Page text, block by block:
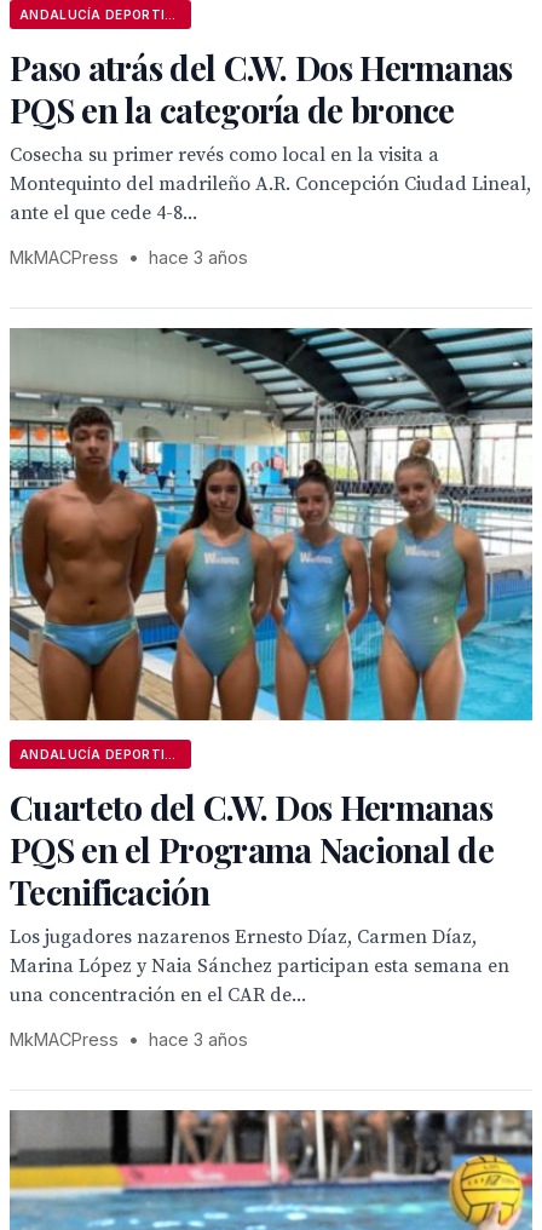
Paso atrás del C.W. Dos Hermanas
PQS en la categoría de bronce
Cosecha su primer revés como local en la visita a
Montequinto del madrileño A.R. Concepción Ciudad Lineal,
ante el que cede 4-8...
MkMACPress • hace 3 años
Cuarteto del C.W. Dos Hermanas
PQS en el Programa Nacional de
Tecnificación
Los jugadores nazarenos Ernesto Díaz, Carmen Díaz,
Marina López y Naia Sánchez participan esta semana en
una concentración en el CAR de...
MkMACPress • hace 3 años